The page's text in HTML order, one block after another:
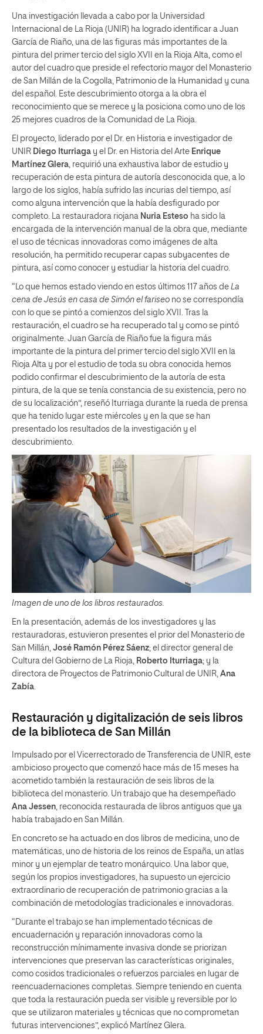
Una investigación llevada a cabo por la Universidad
Internacional de La Rioja (UNIR) ha logrado identificar a Juan
García de Riaño, una de las figuras más importantes de la
pintura del primer tercio del siglo XVII en la Rioja Alta, como el
autor del cuadro que preside el refectorio mayor del Monasterio
de San Millán de la Cogolla, Patrimonio de la Humanidad y cuna
del español. Este descubrimiento otorga a la obra el
reconocimiento que se merece y la posiciona como uno de los
25 mejores cuadros de la Comunidad de La Rioja.
El proyecto, liderado por el Dr. en Historia e investigador de
UNIR Diego Iturriaga y el Dr. en Historia del Arte Enrique
Martínez Glera , requirió una exhaustiva labor de estudio y
recuperación de esta pintura de autoría desconocida que, a lo
largo de los siglos, había sufrido las incurias del tiempo, así
como alguna intervención que la había desfigurado por
completo. La restauradora riojana Nuria Esteso ha sido la
encargada de la intervención manual de la obra que, mediante
el uso de técnicas innovadoras como imágenes de alta
resolución, ha permitido recuperar capas subyacentes de
pintura, así como conocer y estudiar la historia del cuadro.
“Lo que hemos estado viendo en estos últimos 117 años de La
cena de Jesús en casa de Simón el fariseo no se correspondía
con lo que se pintó a comienzos del siglo XVII. Tras la
restauración, el cuadro se ha recuperado tal y como se pintó
originalmente. Juan García de Riaño fue la figura más
importante de la pintura del primer tercio del siglo XVII en la
Rioja Alta y por el estudio de toda su obra conocida hemos
podido confirmar el descubrimiento de la autoría de esta
pintura, de la que se tenía constancia de su existencia, pero no
de su localización”, reseñó Iturriaga durante la rueda de prensa
que ha tenido lugar este miércoles y en la que se han
presentado los resultados de la investigación y el
descubrimiento.
Imagen de uno de los libros restaurados.
En la presentación, además de los investigadores y las
restauradoras, estuvieron presentes el prior del Monasterio de
San Millán, José Ramón Pérez Sáenz; el director general de
Cultura del Gobierno de La Rioja, Roberto Iturriaga; y la
directora de Proyectos de Patrimonio Cultural de UNIR, Ana
Zabía.
Restauración y digitalización de seis libros
de la biblioteca de San Millán
Impulsado por el Vicerrectorado de Transferencia de UNIR, este
ambicioso proyecto que comenzó hace más de 15 meses ha
acometido también la restauración de seis libros de la
biblioteca del monasterio. Un trabajo que ha desempeñado
Ana Jessen, reconocida restaurada de libros antiguos que ya
había trabajado en San Millán.
En concreto se ha actuado en dos libros de medicina, uno de
matemáticas, uno de historia de los reinos de España, un atlas
minor y un ejemplar de teatro monárquico. Una labor que,
según los propios investigadores, ha supuesto un ejercicio
extraordinario de recuperación de patrimonio gracias a la
combinación de metodologías tradicionales e innovadoras.
“Durante el trabajo se han implementado técnicas de
encuadernación y reparación innovadoras como la
reconstrucción mínimamente invasiva donde se priorizan
intervenciones que preservan las características originales,
como cosidos tradicionales o refuerzos parciales en lugar de
reencuadernaciones completas. Siempre teniendo en cuenta
que toda la restauración pueda ser visible y reversible por lo
que se utilizaron materiales y técnicas que no comprometan
futuras intervenciones”, explicó Martínez Glera.